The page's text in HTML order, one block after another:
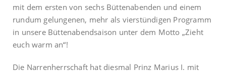
mit dem ersten von sechs Büttenabenden und einem
rundum gelungenen, mehr als vierstündigen Programm
in unsere Büttenabendsaison unter dem Motto „Zieht
euch warm an“!
Die Narrenherrschaft hat diesmal Prinz Marius I. mit